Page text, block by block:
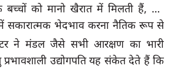
बच्चों को मानो खैरात में मिलती हैं, इस
सकारात्मक भेदभाव करना नैतिक रूप से
ने मंडल जैसे सभी आरक्षण का भारी
प्रभावशाली उद्योगपति यह संकेत देते हैं कि